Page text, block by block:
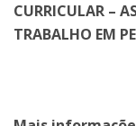
CURRICULAR –
TRABALHO EM